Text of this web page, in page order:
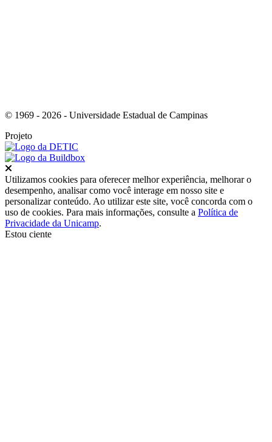
© 1969 - 2026 - Universidade Estadual de Campinas
Projeto
Utilizamos cookies para oferecer melhor experiência, melhorar o
desempenho, analisar como você interage em nosso site e
personalizar conteúdo. Ao utilizar este site, você concorda com o
uso de cookies. Para mais informações, consulte a Política de
Privacidade da Unicamp.
Estou ciente